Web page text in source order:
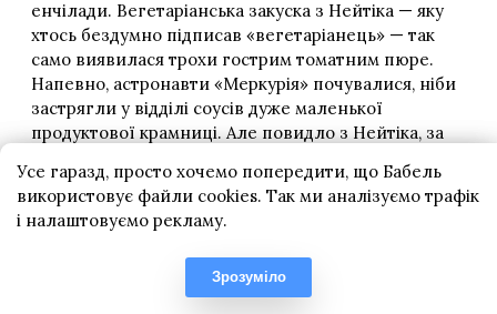
Усе гаразд, просто хочемо попередити, що Бабель
використовує файли cookies. Так ми аналізуємо трафік
і налаштовуємо рекламу.
Зрозуміло